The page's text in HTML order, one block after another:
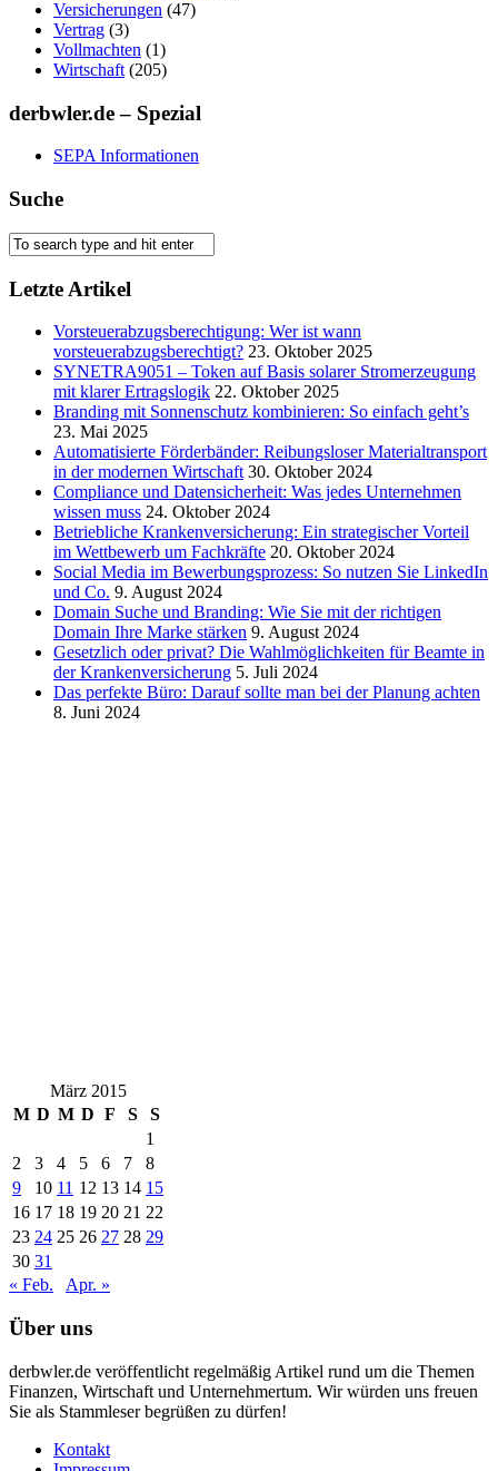
Versicherungen (47)
Vertrag (3)
Vollmachten (1)
Wirtschaft (205)
derbwler.de – Spezial
SEPA Informationen
Suche
Letzte Artikel
Vorsteuerabzugsberechtigung: Wer ist wann
vorsteuerabzugsberechtigt? 23. Oktober 2025
SYNETRA9051 – Token auf Basis solarer Stromerzeugung
mit klarer Ertragslogik 22. Oktober 2025
Branding mit Sonnenschutz kombinieren: So einfach geht’s
23. Mai 2025
Automatisierte Förderbänder: Reibungsloser Materialtransport
in der modernen Wirtschaft 30. Oktober 2024
Compliance und Datensicherheit: Was jedes Unternehmen
wissen muss 24. Oktober 2024
Betriebliche Krankenversicherung: Ein strategischer Vorteil
im Wettbewerb um Fachkräfte 20. Oktober 2024
Social Media im Bewerbungsprozess: So nutzen Sie LinkedIn
und Co. 9. August 2024
Domain Suche und Branding: Wie Sie mit der richtigen
Domain Ihre Marke stärken 9. August 2024
Gesetzlich oder privat? Die Wahlmöglichkeiten für Beamte in
der Krankenversicherung 5. Juli 2024
Das perfekte Büro: Darauf sollte man bei der Planung achten
8. Juni 2024
März 2015
M D M D F S
S
1
2
3 4 5 6 7
8
9
10 11 12 13 14 15
16 17 18 19 20 21 22
23 24 25 26 27 28 29
30 31
« Feb.
Apr. »
Über uns
derbwler.de veröffentlicht regelmäßig Artikel rund um die Themen
Finanzen, Wirtschaft und Unternehmertum. Wir würden uns freuen
Sie als Stammleser begrüßen zu dürfen!
Kontakt